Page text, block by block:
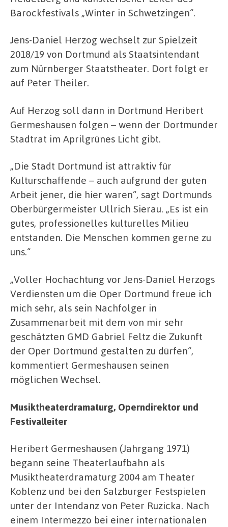
Barockfestivals „Winter in Schwetzingen“.
Jens-Daniel Herzog wechselt zur Spielzeit
2018/19 von Dortmund als Staatsintendant
zum Nürnberger Staatstheater. Dort folgt er
auf Peter Theiler.
Auf Herzog soll dann in Dortmund Heribert
Germeshausen folgen – wenn der Dortmunder
Stadtrat im Aprilgrünes Licht gibt.
„Die Stadt Dortmund ist attraktiv für
Kulturschaffende – auch aufgrund der guten
Arbeit jener, die hier waren“, sagt Dortmunds
Oberbürgermeister Ullrich Sierau. „Es ist ein
gutes, professionelles kulturelles Milieu
entstanden. Die Menschen kommen gerne zu
uns.“
„Voller Hochachtung vor Jens-Daniel Herzogs
Verdiensten um die Oper Dortmund freue ich
mich sehr, als sein Nachfolger in
Zusammenarbeit mit dem von mir sehr
geschätzten GMD Gabriel Feltz die Zukunft
der Oper Dortmund gestalten zu dürfen“,
kommentiert Germeshausen seinen
möglichen Wechsel.
Musiktheaterdramaturg, Operndirektor und
Festivalleiter
Heribert Germeshausen (Jahrgang 1971)
begann seine Theaterlaufbahn als
Musiktheaterdramaturg 2004 am Theater
Koblenz und bei den Salzburger Festspielen
unter der Intendanz von Peter Ruzicka. Nach
einem Intermezzo bei einer internationalen